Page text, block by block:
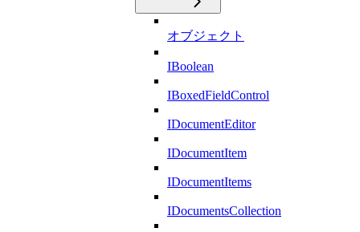
オブジェクト
IBoolean
IBoxedFieldControl
IDocumentEditor
IDocumentItem
IDocumentItems
IDocumentsCollection